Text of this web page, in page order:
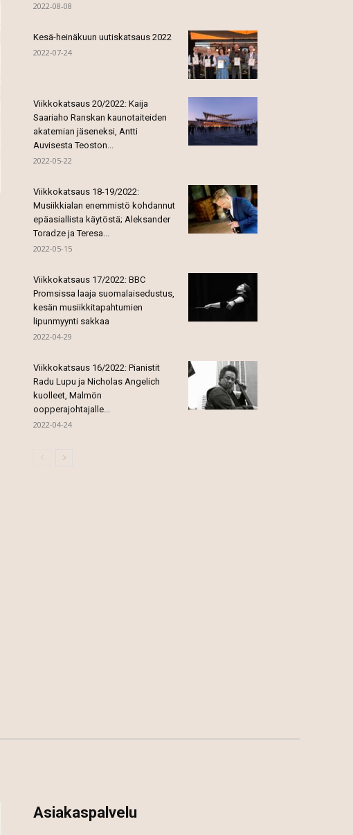
2022-08-08
Kesä-heinäkuun uutiskatsaus 2022
2022-07-24
Viikkokatsaus 20/2022: Kaija
Saariaho Ranskan kaunotaiteiden
akatemian jäseneksi, Antti
Auvisesta Teoston...
2022-05-22
Viikkokatsaus 18-19/2022:
Musiikkialan enemmistö kohdannut
epäasiallista käytöstä; Aleksander
Toradze ja Teresa...
2022-05-15
Viikkokatsaus 17/2022: BBC
Promsissa laaja suomalaisedustus,
kesän musiikkitapahtumien
lipunmyynti sakkaa
2022-04-29
Viikkokatsaus 16/2022: Pianistit
Radu Lupu ja Nicholas Angelich
kuolleet, Malmön
oopperajohtajalle...
2022-04-24
Asiakaspalvelu